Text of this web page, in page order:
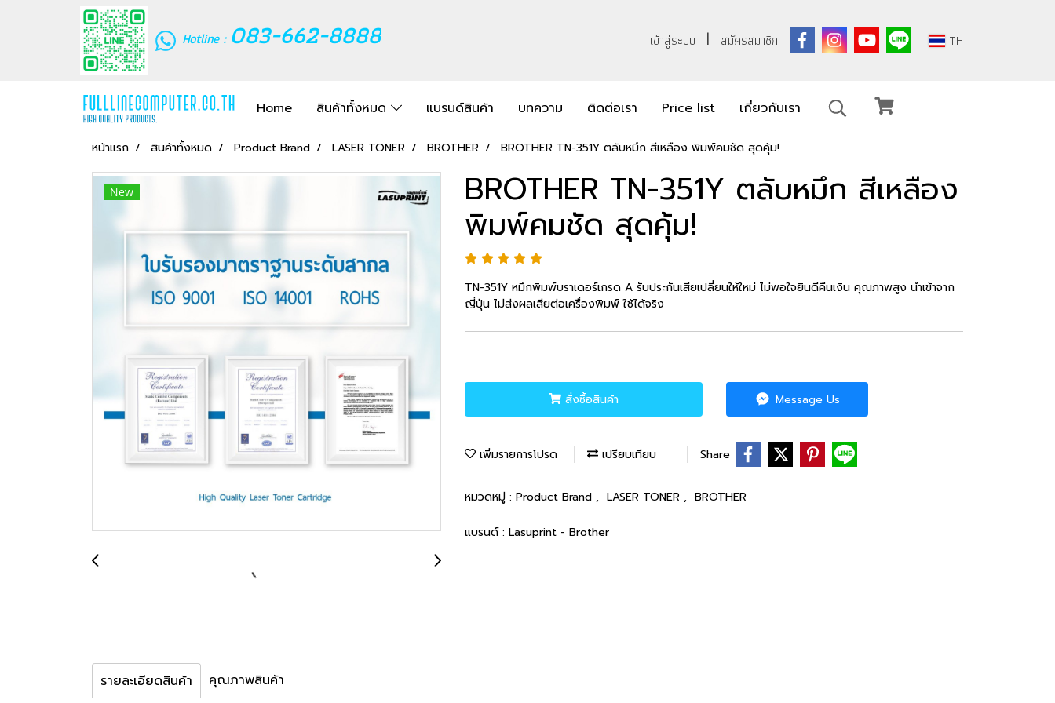
Hotline : 083-662-8888 เข้าสู่ระบบ สมัครสมาชิก TH
Home สินค้าทั้งหมด แบรนด์สินค้า บทความ ติดต่อเรา Price list เกี่ยวกับเรา
หน้าแรก สินค้าทั้งหมด Product Brand LASER TONER BROTHER BROTHER TN-351Y ตลับหมึก สีเหลือง พิมพ์คมชัด สุดคุ้ม!
New BROTHER TN-351Y ตลับหมึก สีเหลือง
พิมพ์คมชัด สุดคุ้ม!
TN-351Y หมึกพิมพ์บราเดอร์เกรด A รับประกันเสียเปลี่ยนให้ใหม่ ไม่พอใจยินดีคืนเงิน คุณภาพสูง นำเข้าจาก
ญี่ปุ่น ไม่ส่งผลเสียต่อเครื่องพิมพ์ ใช้ได้จริง
สั่งซื้อสินค้า Message Us
เพิ่มรายการโปรด เปรียบเทียบ Share
หมวดหมู่ : Product Brand , LASER TONER , BROTHER
แบรนด์ : Lasuprint - Brother
รายละเอียดสินค้า คุณภาพสินค้า